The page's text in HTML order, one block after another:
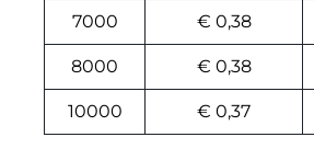
7000 € 0,38
8000 € 0,38
10000 € 0,37